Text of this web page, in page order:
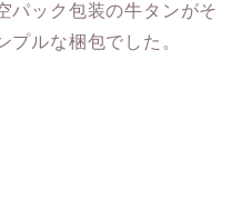
パック包装の牛タンがそ
プルな梱包でした。